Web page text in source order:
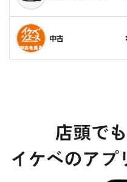
中古